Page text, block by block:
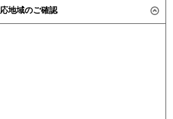
地域のご確認